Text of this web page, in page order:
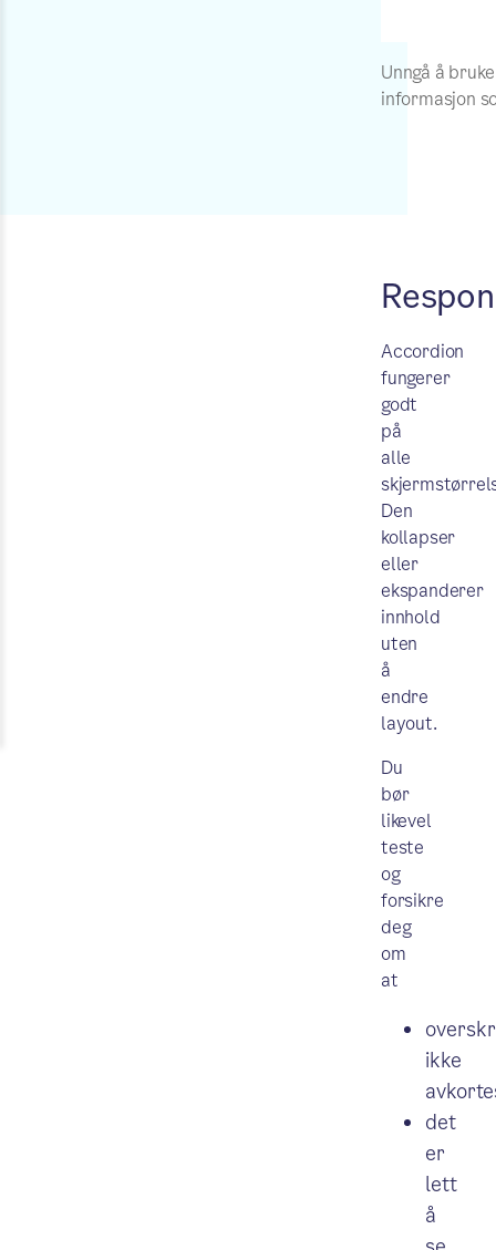
Unngå å
informasjon
Accordion
fungerer
godt
på
alle
Den
kollapser
eller
ekspanderer
innhold
uten
å
endre
layout.
Du
bør
likevel
teste
og
forsikre
deg
om
at
ikke
det
er
lett
å